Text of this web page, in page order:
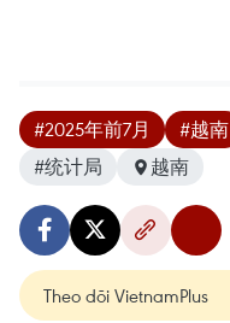
#2025年前7月 #越南
#统计局
越南
Theo dõi VietnamPlus